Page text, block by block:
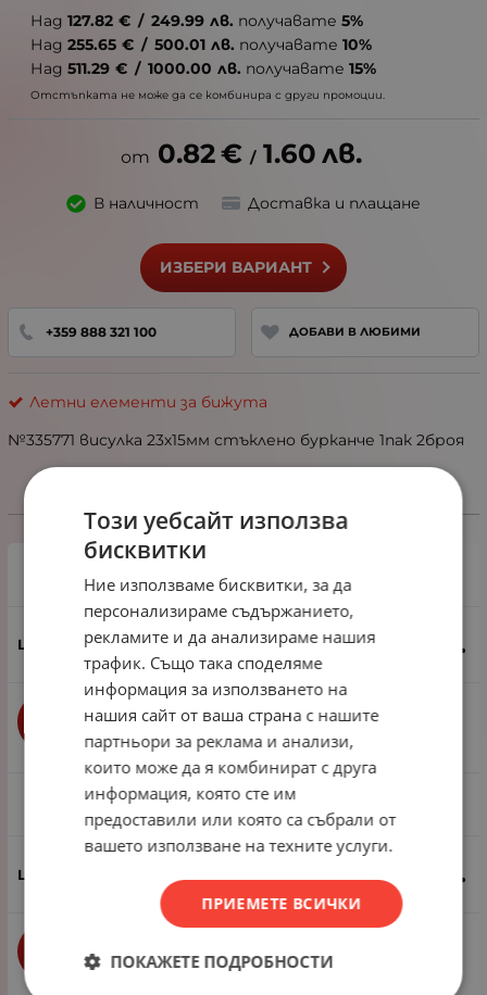
Над 127.82 € / 249.99 лв. получавате 5%
Над 255.65 € / 500.01 лв. получавате 10%
Над 511.29 € / 1000.00 лв. получавате 15%
Отстъпката не може да се комбинира с други промоции.
0.82€ / 1.60 лв.
В наличност Доставка и плащане
ИЗБЕРИ ВАРИАНТ
+359 888 321 100 ДОБАВИ В ЛЮБИМИ
Летни елементи за бижута
№335771 висулка 23х15мм стъклено бурканче 1пак 2броя
Избери вариант
1 пак - 20 броя
6.14 € / 12.01 лв.
бр. КУПИ
1 пак - 2 броя
0.82€ / 1.60 лв.
КУПИ
Този уебсайт използва
бисквитки
Ние използваме бисквитки, за да
персонализираме съдържанието,
рекламите и да анализираме нашия
трафик. Също така споделяме
информация за използването на
нашия сайт от ваша страна с нашите
партньори за реклама и анализи,
които може да я комбинират с друга
информация, която сте им
предоставили или която са събрали от
вашето използване на техните услуги.
ПРИЕМЕТЕ ВСИЧКИ
ПОКАЖЕТЕ ПОДРОБНОСТИ